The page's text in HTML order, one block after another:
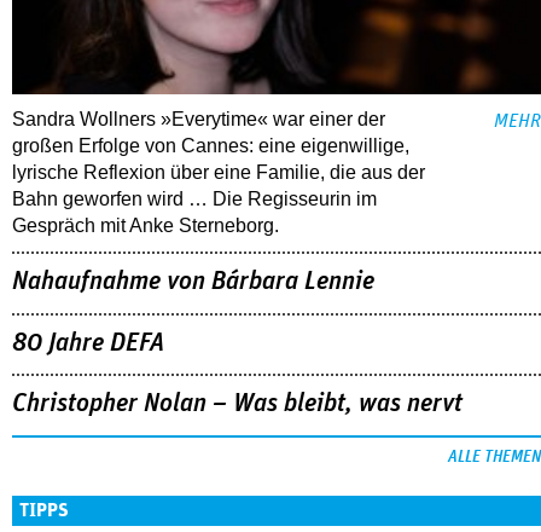
Sandra Wollners »Everytime« war einer der
großen Erfolge von Cannes: eine eigenwillige,
lyrische Reflexion über eine ­Familie, die aus der
Bahn geworfen wird … Die Regisseurin im
Gespräch mit Anke Sterneborg.
MEHR
Nahaufnahme von Bárbara Lennie
80 Jahre DEFA
Christopher Nolan – Was bleibt, was nervt
ALLE THEMEN
TIPPS